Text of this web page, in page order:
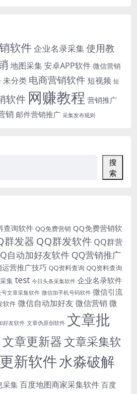
软件企业名录采集使用教
地图采集安卓APP软件 微信营销
未分类 电商营销软件短视频 短
软件 网赚教程 营销推广
销 邮件营销推广 采集发布规则
搜
索
查询软件 QQ免费营销 QQ免费营销软
群发器 QQ群发软件 QQ群营
自动加好友软件 QQ营销推广
营推广技巧 QQ资料查询 QQ资料查询
集 test 今日头条采集软件 企业名录软件
号文章采集软件 微信加手机号码软件 微信引流
软件 微信自动加好友 微信营销 微
好友软件 文章伪原创软件 文章批
文章更新器文章采集软
新软件水淼破解
采集 百度地图商家采集软件 百度